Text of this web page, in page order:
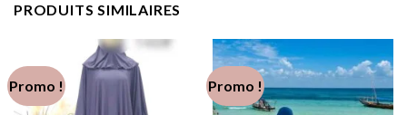
PRODUITS SIMILAIRES
Promo ! Promo !